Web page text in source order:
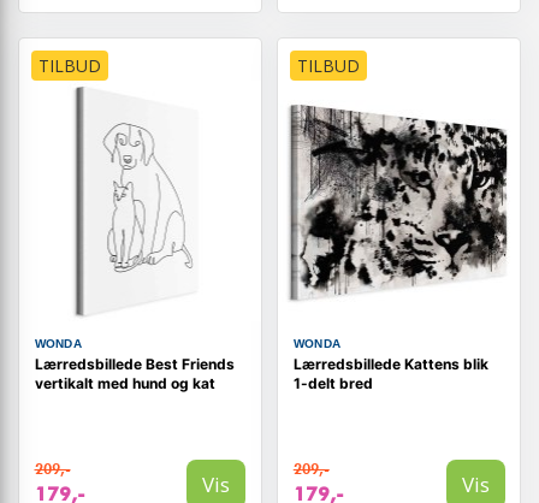
TILBUD
WONDA
Lærredsbillede Best Friends
vertikalt med hund og kat
209,-
179,- Vis
TILBUD
WONDA
Lærredsbillede Kattens blik
1-delt bred
209,-
179,- Vis